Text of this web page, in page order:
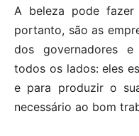
A beleza pode fazer
portanto, são as
dos governadores e
todos os lados: eles
e para produzir o
necessário ao bom